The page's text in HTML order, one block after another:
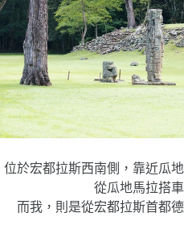
位於宏都拉斯西南側，靠近瓜
從瓜地馬拉搭
而我，則是從宏都拉斯首都